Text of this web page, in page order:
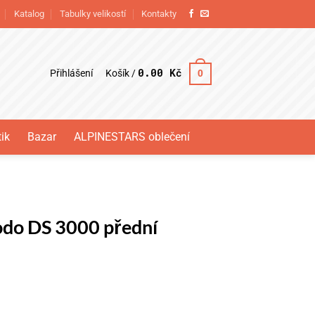
Katalog Tabulky velikostí Kontakty
Přihlášení Košík / 0.00 Kč 0
Bazar ALPINESTARS oblečení
DS 3000 přední
množství